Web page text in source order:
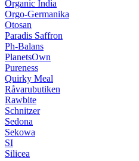
Organic India
Orgo-Germanika
Otosan
Paradis Saffron
Ph-Balans
PlanetsOwn
Pureness
Quirky Meal
Råvarubutiken
Rawbite
Schnitzer
Sedona
Sekowa
SI
Silicea